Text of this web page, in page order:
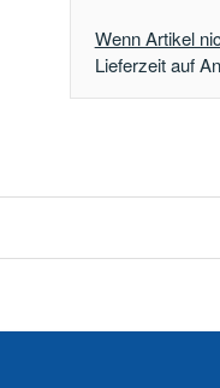
Wenn Artikel
Lieferzeit auf